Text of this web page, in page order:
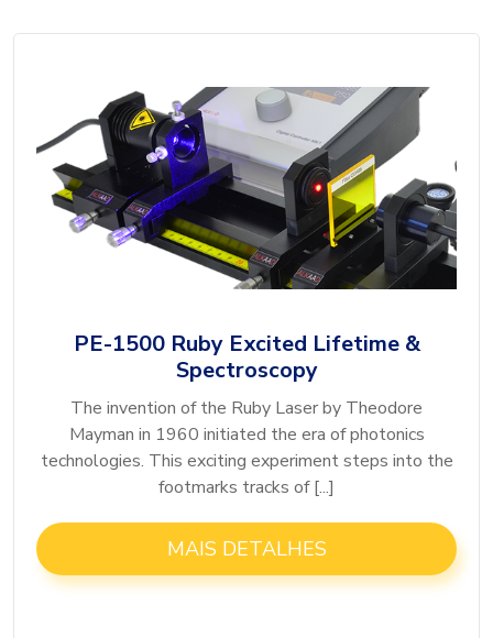
PE-1500 Ruby Excited Lifetime &
Spectroscopy
The invention of the Ruby Laser by Theodore
Mayman in 1960 initiated the era of photonics
technologies. This exciting experiment steps into the
footmarks tracks of [...]
MAIS DETALHES